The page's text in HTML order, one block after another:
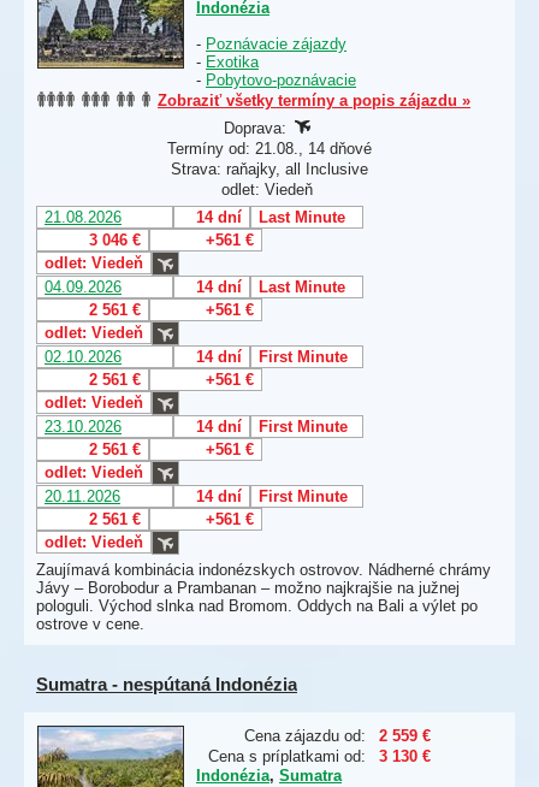
Indonézia
- Poznávacie zájazdy
- Exotika
- Pobytovo-poznávacie
Zobraziť všetky termíny a popis zájazdu »
Doprava:
Termíny od: 21.08., 14 dňové
Strava: raňajky, all Inclusive
odlet: Viedeň
21.08.2026
14 dní
Last Minute
3 046 €
+561 €
odlet: Viedeň
04.09.2026
14 dní
Last Minute
2 561 €
+561 €
odlet: Viedeň
02.10.2026
14 dní
First Minute
2 561 €
+561 €
odlet: Viedeň
23.10.2026
14 dní
First Minute
2 561 €
+561 €
odlet: Viedeň
20.11.2026
14 dní
First Minute
2 561 €
+561 €
odlet: Viedeň
Zaujímavá kombinácia indonézskych ostrovov. Nádherné chrámy
Jávy – Borobodur a Prambanan – možno najkrajšie na južnej
pologuli. Východ slnka nad Bromom. Oddych na Bali a výlet po
ostrove v cene.
Sumatra - nespútaná Indonézia
Cena zájazdu od:
2 559 €
Cena s príplatkami od:
3 130 €
Indonézia, Sumatra